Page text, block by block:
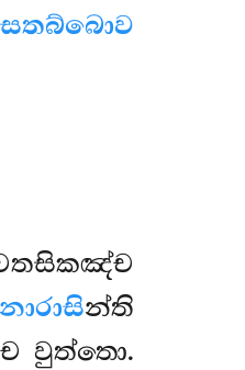
න්ති
වුත්තො.